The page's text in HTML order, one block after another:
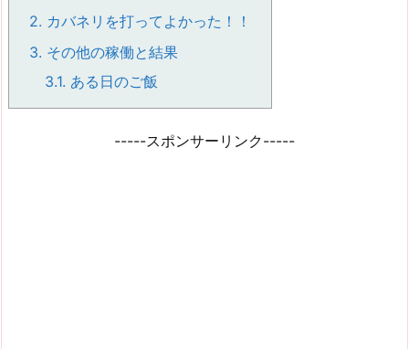
2. カバネリを打ってよかった！！
3. その他の稼働と結果
3.1. ある日のご飯
-----スポンサーリンク-----